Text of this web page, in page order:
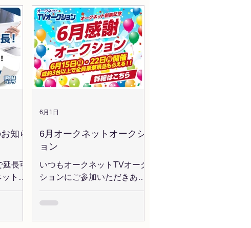
ズ
権獲
ペー
◆キャ
つ
ら
ただ
オー
台数
りま
に、
期間
おり
しま
ー 「ヒーローオークション開
場34周年記念」 7/15(水)
MIRIVE埼玉 「開場27周年記
念・買取店協賛AA」 7/18(土)
TAA横浜 「あさがおまつり
AA」 7/22(水) LAA四国 「アイ
オーク接続23周年記念」
賛・JU新潟会館オープン25周
い合わせ ヘルプデスク(9:30
～18:00) TEL：03-6440-
2240
知ら
長可
トを
りが
7月
6月オークネットオークシ
ョン
いつもオークネットTVオーク
ションにご参加いただきあり
がとうございます。 今月の開
催コーナーお知らせします。
6月1日